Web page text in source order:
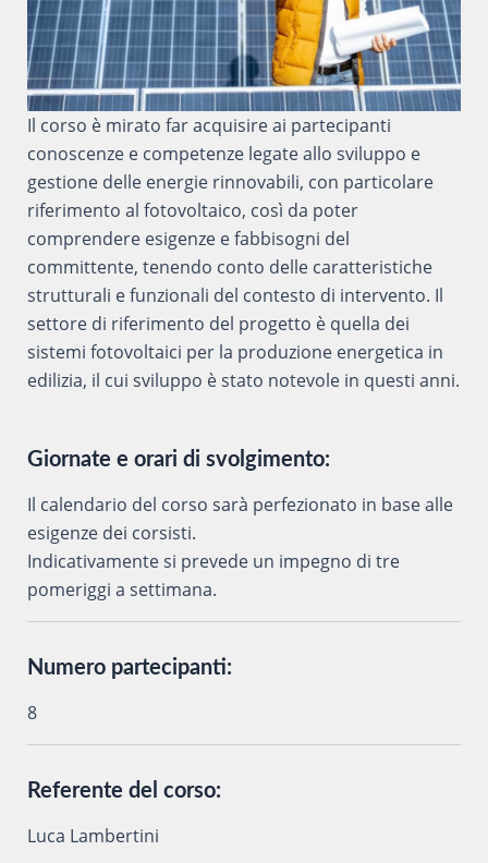
Il corso è mirato far acquisire ai partecipanti
conoscenze e competenze legate allo sviluppo e
gestione delle energie rinnovabili, con particolare
riferimento al fotovoltaico, così da poter
comprendere esigenze e fabbisogni del
committente, tenendo conto delle caratteristiche
strutturali e funzionali del contesto di intervento. Il
settore di riferimento del progetto è quella dei
sistemi fotovoltaici per la produzione energetica in
edilizia, il cui sviluppo è stato notevole in questi anni.
Giornate e orari di svolgimento:
Il calendario del corso sarà perfezionato in base alle
esigenze dei corsisti.
Indicativamente si prevede un impegno di tre
pomeriggi a settimana.
Numero partecipanti:
8
Referente del corso:
Luca Lambertini